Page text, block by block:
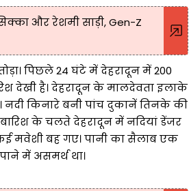
और रेशमी साड़ी, Gen-Z
पिछले 24 घंटे में देहरादून में 200
देखी है। देहरादून के मालदेवता इलाके
किनारे बनी पांच दुकानें तिनके की
के चलते देहरादून में नदियां डेंजर
मवेशी बह गए। पानी का सैलाब एक
में असमर्थ था।